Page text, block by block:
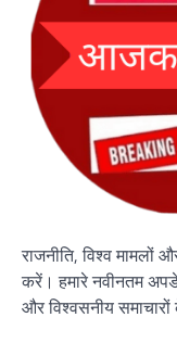
राजनीति, विश्व
करें। हमारे नवीनतम
और विश्वसनीय